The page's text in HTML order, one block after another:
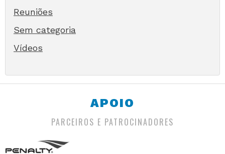
Reuniões
Sem categoria
Vídeos
APOIO
PARCEIROS E PATROCINADORES